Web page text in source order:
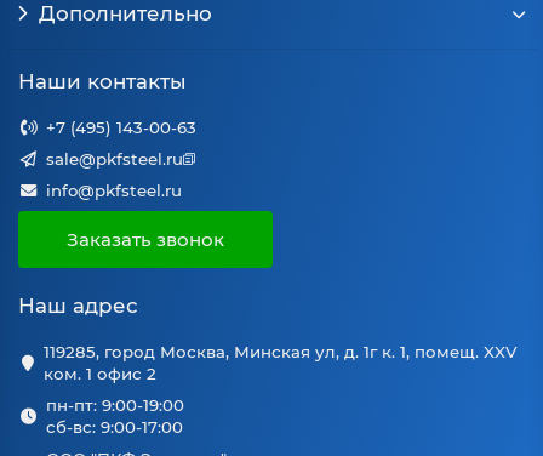
Дополнительно
Наши контакты
+7 (495) 143-00-63
sale@pkfsteel.ru
info@pkfsteel.ru
Заказать звонок
Наш адрес
119285, город Москва, Минская ул, д. 1г к. 1, помещ. XXV
ком. 1 офис 2
пн-пт: 9:00-19:00
сб-вс: 9:00-17:00